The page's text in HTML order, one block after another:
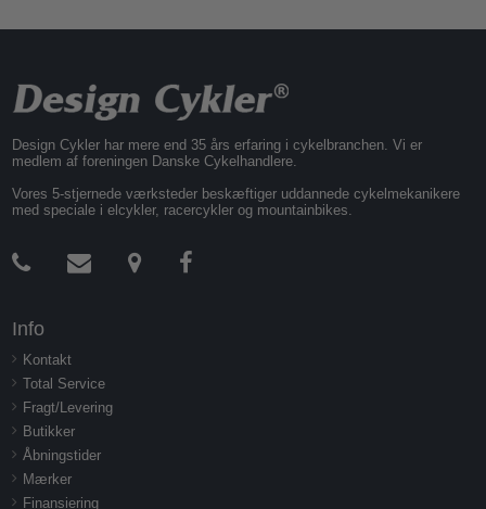
Design Cykler har mere end 35 års erfaring i cykelbranchen. Vi er
medlem af foreningen Danske Cykelhandlere.
Vores 5-stjernede værksteder beskæftiger uddannede cykelmekanikere
med speciale i elcykler, racercykler og mountainbikes.
Info
Kontakt
Total Service
Fragt/Levering
Butikker
Åbningstider
Mærker
Finansiering